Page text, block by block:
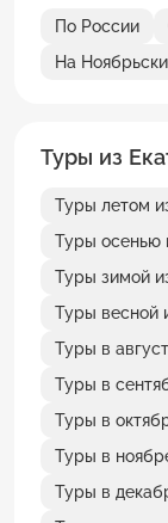
По России
На
Туры из
Туры летом
Туры осенью
Туры зимой
Туры весной
Туры в
Туры в
Туры в
Туры в
Туры в